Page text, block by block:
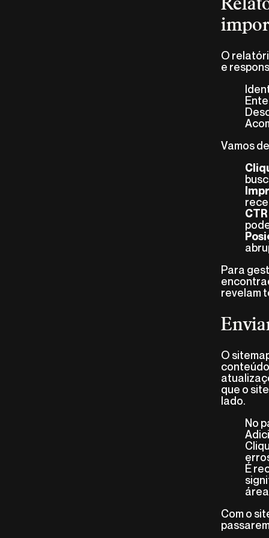
O
e
Vamos
Para
revelam
O
que o
lado.
No
É
Com o